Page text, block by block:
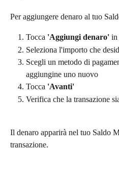
Per aggiungere denaro al tuo
Tocca 'Aggiungi denaro' in
Seleziona l'importo che
Scegli un metodo di
aggiungine uno nuovo
Tocca 'Avanti'
Verifica che la transazione
Il denaro apparirà nel tuo Saldo
transazione.